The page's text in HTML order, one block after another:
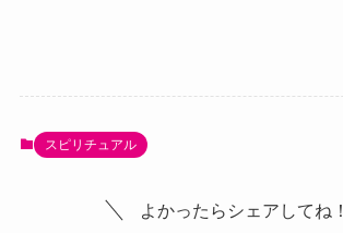
スピリチュアル
よかったらシェアしてね！